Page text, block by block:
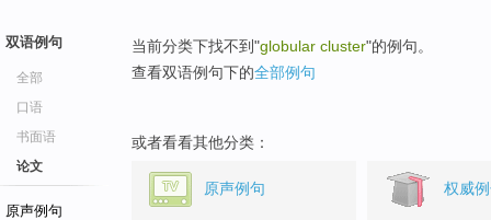
双语例句
全部
口语
书面语
论文
原声例句
当前分类下找不到"globular cluster"的例句。
查看双语例句下的全部例句
或者看看其他分类：
原声例句 权威